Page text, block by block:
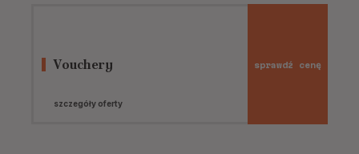
Vouchery
szczegóły oferty
sprawdź cenę